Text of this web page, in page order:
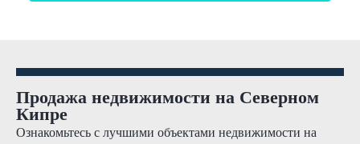
Продажа недвижимости на Северном
Кипре
Ознакомьтесь с лучшими объектами недвижимости на